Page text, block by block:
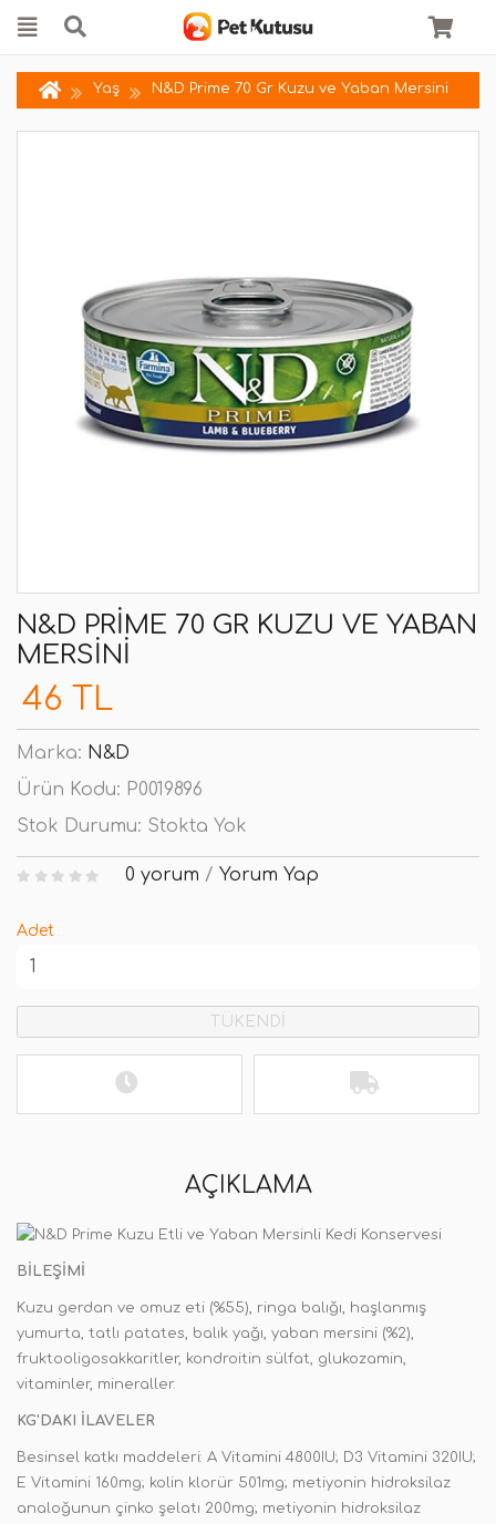
Yaş N&D Prime 70 Gr Kuzu ve Yaban Mersini
N&D PRIME 70 GR KUZU VE YABAN
MERSINI
46 TL
Marka: N&D
Ürün Kodu: P0019896
Stok Durumu: Stokta Yok
0 yorum / Yorum Yap
Adet
TÜKENDİ
AÇIKLAMA
BİLEŞİMİ
Kuzu gerdan ve omuz eti (%55), ringa balığı, haşlanmış
yumurta, tatlı patates, balık yağı, yaban mersini (%2),
fruktooligosakkaritler, kondroitin sülfat, glukozamin,
vitaminler, mineraller.
KG'DAKI İLAVELER
Besinsel katkı maddeleri: A Vitamini 4800IU; D3 Vitamini 320IU;
E Vitamini 160mg; kolin klorür 501mg; metiyonin hidroksilaz
analoğunun çinko şelatı 200mg; metiyonin hidroksilaz